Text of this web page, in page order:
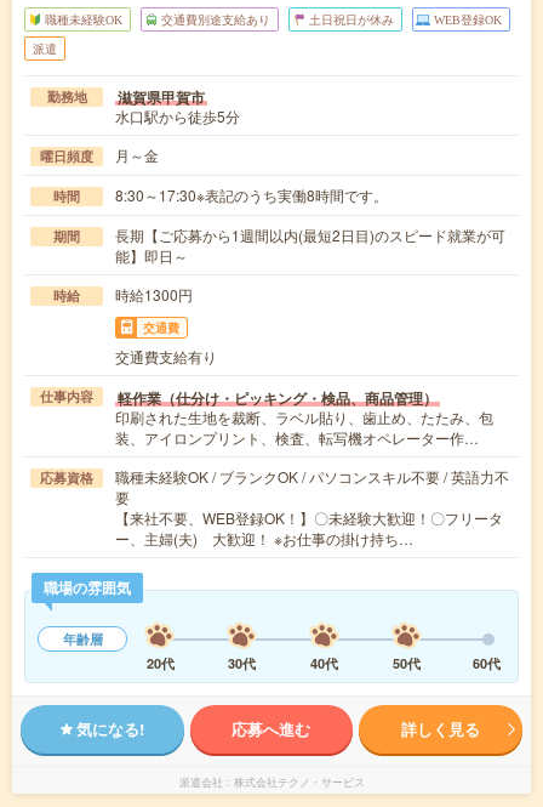
職種未経験OK 交通費別途支給あり 土日祝日が休み WEB登録OK
派遣
勤務地 滋賀県甲賀市
水口駅から徒歩5分
曜日頻度 月～金
時間 8:30～17:30※表記のうち実働8時間です。
期間
長期【ご応募から1週間以内(最短2日目)のスピード就業が可
能】即日～
時給 時給1300円
交通費
交通費支給有り
仕事内容 軽作業（仕分け・ピッキング・検品、商品管理）
印刷された生地を裁断、ラベル貼り、歯止め、たたみ、包
装、アイロンプリント、検査、転写機オペレーター作…
応募資格
職種未経験OK / ブランクOK / パソコンスキル不要 / 英語力不
要
【来社不要、WEB登録OK！】〇未経験大歓迎！〇フリータ
ー、主婦(夫) 大歓迎！ ※お仕事の掛け持ち…
職場の雰囲気
年齢層
20代
30代 40代 50代 60代
気になる! 応募へ進む 詳しく見る
派遣会社 株式会社テクノ・サービス